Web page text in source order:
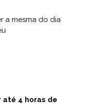
a mesma do dia
até 4 horas de